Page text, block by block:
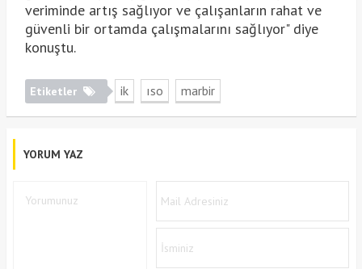
veriminde artış sağlıyor ve çalışanların rahat ve
güvenli bir ortamda çalışmalarını sağlıyor" diye
konuştu.
Etiketler ik ıso marbir
YORUM YAZ